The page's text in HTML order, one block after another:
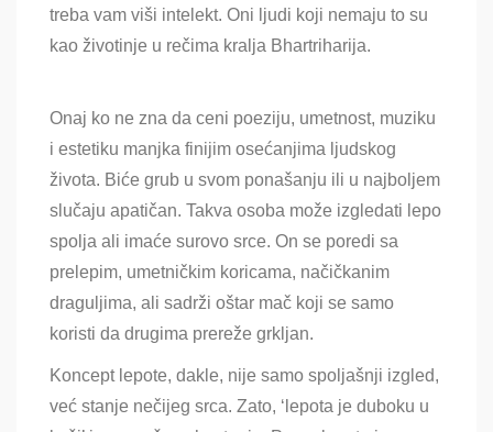
treba vam viši intelekt. Oni ljudi koji nemaju to su
kao životinje u rečima kralja Bhartriharija.
Onaj ko ne zna da ceni poeziju, umetnost, muziku
i estetiku manjka finijim osećanjima ljudskog
života. Biće grub u svom ponašanju ili u najboljem
slučaju apatičan. Takva osoba može izgledati lepo
spolja ali imaće surovo srce. On se poredi sa
prelepim, umetničkim koricama, načičkanim
draguljima, ali sadrži oštar mač koji se samo
koristi da drugima prereže grkljan.
Koncept lepote, dakle, nije samo spoljašnji izgled,
već stanje nečijeg srca. Zato, ‘lepota je duboku u